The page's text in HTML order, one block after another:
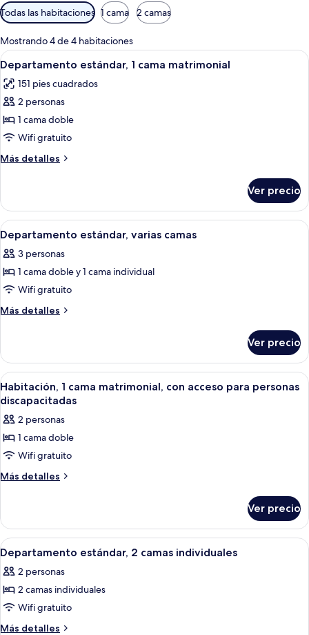
Filtros
disponibles
para
las
habitaciones
Todas las habitaciones 1 cama 2 camas
Mostrando 4 de 4 habitaciones
Abrir
todas
las
fotos
de
Departamento
estándar,
1
matrimonial
Habitación de hotel con cama,
5
Departamento estándar, 1 cama matrimonial
151 pies cuadrados
2 personas
1 cama doble
Wifi gratuito
Más detalles
Más
estándar,
cama
matrimonial
Ver precio
Abrir
todas
las
fotos
de
Departamento
camas
Minibar, caja de seguridad en la
5
Departamento estándar, varias camas
3 personas
1 cama doble y 1 cama individual
Wifi gratuito
Más detalles
Más
estándar,
varias
camas
Ver precio
Abrir
todas
las
fotos
de
Habitación,
1
con
acceso
para
personas
discapacitadas
Una habitación de hotel con una
5
Habitación, 1 cama matrimonial, con acceso para personas
discapacitadas
2 personas
1 cama doble
Wifi gratuito
Más detalles
Más
1
cama
matrimonial,
con
acceso
para
discapacitadas
Ver precio
Abrir
todas
las
fotos
de
Departamento
Habitación de hotel con dos camas,
6
Departamento estándar, 2 camas individuales
2 personas
2 camas individuales
Wifi gratuito
Más detalles
Más